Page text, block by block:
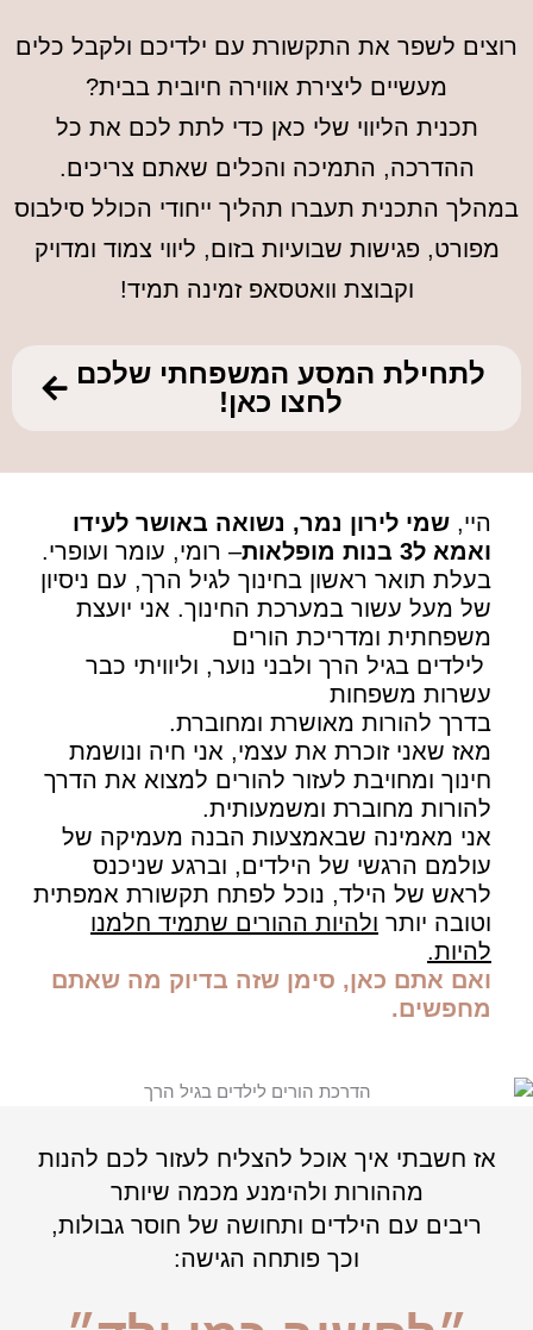
רוצים לשפר את התקשורת עם ילדיכם ולקבל כלים
מעשיים ליצירת אווירה חיובית בבית?
תכנית הליווי שלי כאן כדי לתת לכם את כל
ההדרכה, התמיכה והכלים שאתם צריכים.
במהלך התכנית תעברו תהליך ייחודי הכולל סילבוס
מפורט, פגישות שבועיות בזום, ליווי צמוד ומדויק
וקבוצת וואטסאפ זמינה תמיד!
לתחילת המסע המשפחתי שלכם
לחצו כאן!
היי, שמי לירון נמר, נשואה באושר לעידו
ואמא ל3 בנות מופלאות
– רומי, עומר ועופרי.
בעלת תואר ראשון בחינוך לגיל הרך, עם ניסיון
של מעל עשור במערכת החינוך. אני יועצת
משפחתית ומדריכת הורים
לילדים בגיל הרך ולבני נוער, וליוויתי כבר
עשרות משפחות
בדרך להורות מאושרת ומחוברת.
מאז שאני זוכרת את עצמי, אני חיה ונושמת
חינוך ומחויבת לעזור להורים למצוא את הדרך
להורות מחוברת ומשמעותית.
אני מאמינה שבאמצעות הבנה מעמיקה של
עולמם הרגשי של הילדים, וברגע שניכנס
לראש של הילד, נוכל לפתח תקשורת אמפתית
וטובה יותר ולהיות ההורים שתמיד חלמנו
להיות.
ואם אתם כאן, סימן שזה בדיוק מה שאתם
מחפשים.
אז חשבתי איך אוכל להצליח לעזור לכם להנות
מההורות ולהימנע מכמה שיותר
ריבים עם הילדים ותחושה של חוסר גבולות,
וכך פותחה הגישה: